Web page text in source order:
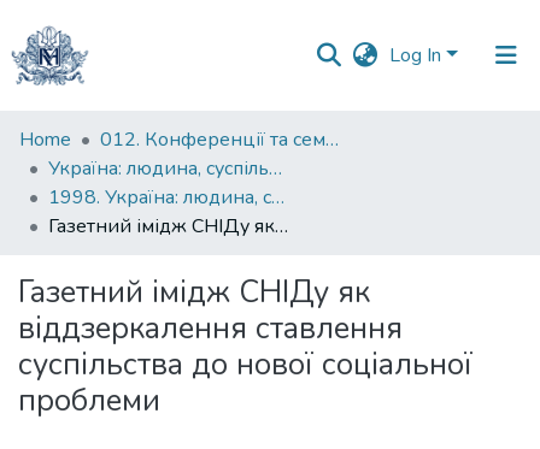
Log In
Communities
&
Collections
Statistics
Home
012. Конференції та семінари НаУКМА
Україна: людина, суспільство, природа : щорічна наукова конференція
1998. Україна: людина, суспільство, природа : четверта щорічна наукова конференція : тези доповідей
Газетний імідж СНІДу як віддзеркалення ставлення суспільства до нової соціальної проблеми
Газетний імідж СНІДу як
віддзеркалення ставлення
суспільства до нової соціальної
проблеми